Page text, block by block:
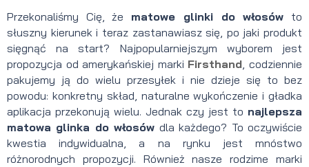
Przekonaliśmy Cię, że matowe glinki do włosów to
słuszny kierunek i teraz zastanawiasz się, po jaki produkt
sięgnąć na start? Najpopularniejszym wyborem jest
propozycja od amerykańskiej marki Firsthand, codziennie
pakujemy ją do wielu przesyłek i nie dzieje się to bez
powodu: konkretny skład, naturalne wykończenie i gładka
aplikacja przekonują wielu. Jednak czy jest to najlepsza
matowa glinka do włosów dla każdego? To oczywiście
kwestia indywidualna, a na rynku jest mnóstwo
różnorodnych propozycji. Również nasze rodzime marki